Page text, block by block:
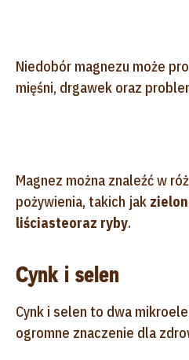
Niedobór magnezu może
mięśni, drgawek oraz
Magnez można znaleźć w
pożywienia, takich jak
liściasteoraz ryby.
Cynk i selen
Cynk i selen to dwa
ogromne znaczenie dla